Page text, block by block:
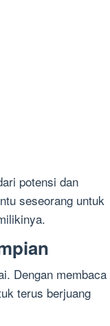
potensi dan
seseorang untuk
Dengan membaca
terus berjuang